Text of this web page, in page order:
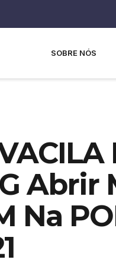
SOBRE NÓS
Abrir
Na